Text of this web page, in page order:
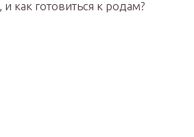
как готовиться к родам?